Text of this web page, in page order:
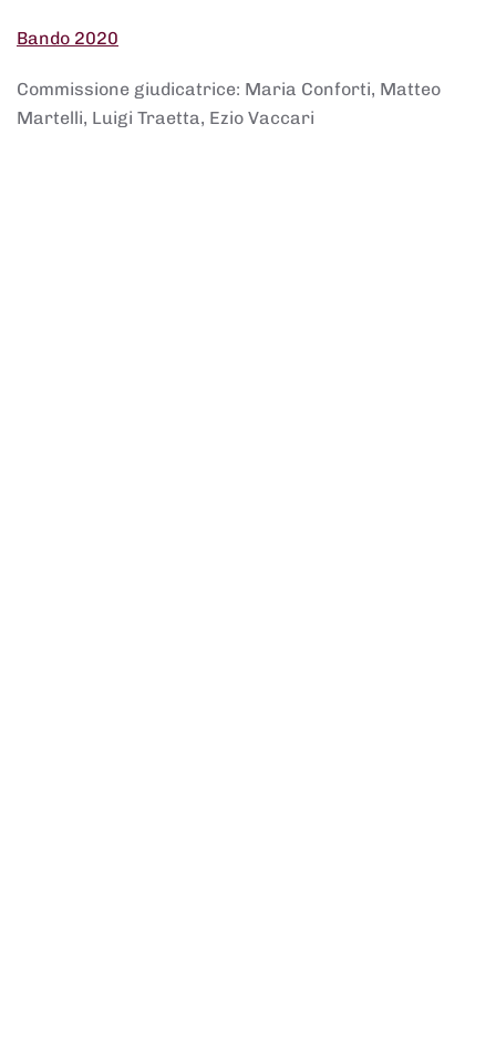
Bando 2020
Commissione giudicatrice: Maria Conforti, Matteo
Martelli, Luigi Traetta, Ezio Vaccari